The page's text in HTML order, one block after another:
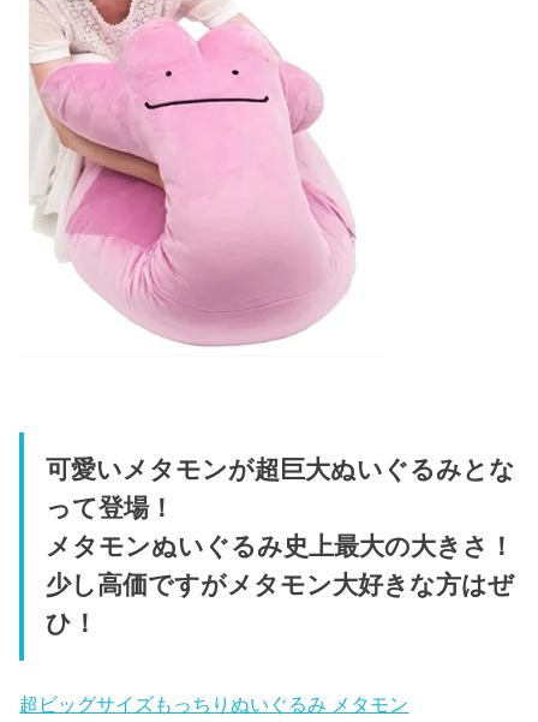
可愛いメタモンが超巨大ぬいぐるみとな
って登場！
メタモンぬいぐるみ史上最大の大きさ！
少し高価ですがメタモン大好きな方はぜ
ひ！
超ビッグサイズもっちりぬいぐるみ メタモン